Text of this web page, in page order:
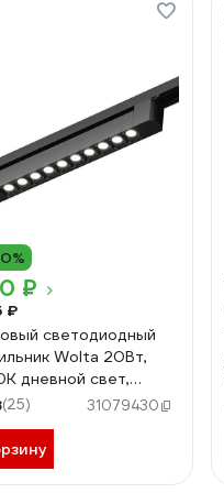
₽
₽
светодиодный
Wolta 20Вт,
дневной свет,
степень защиты
WTL-
(25) 31079430